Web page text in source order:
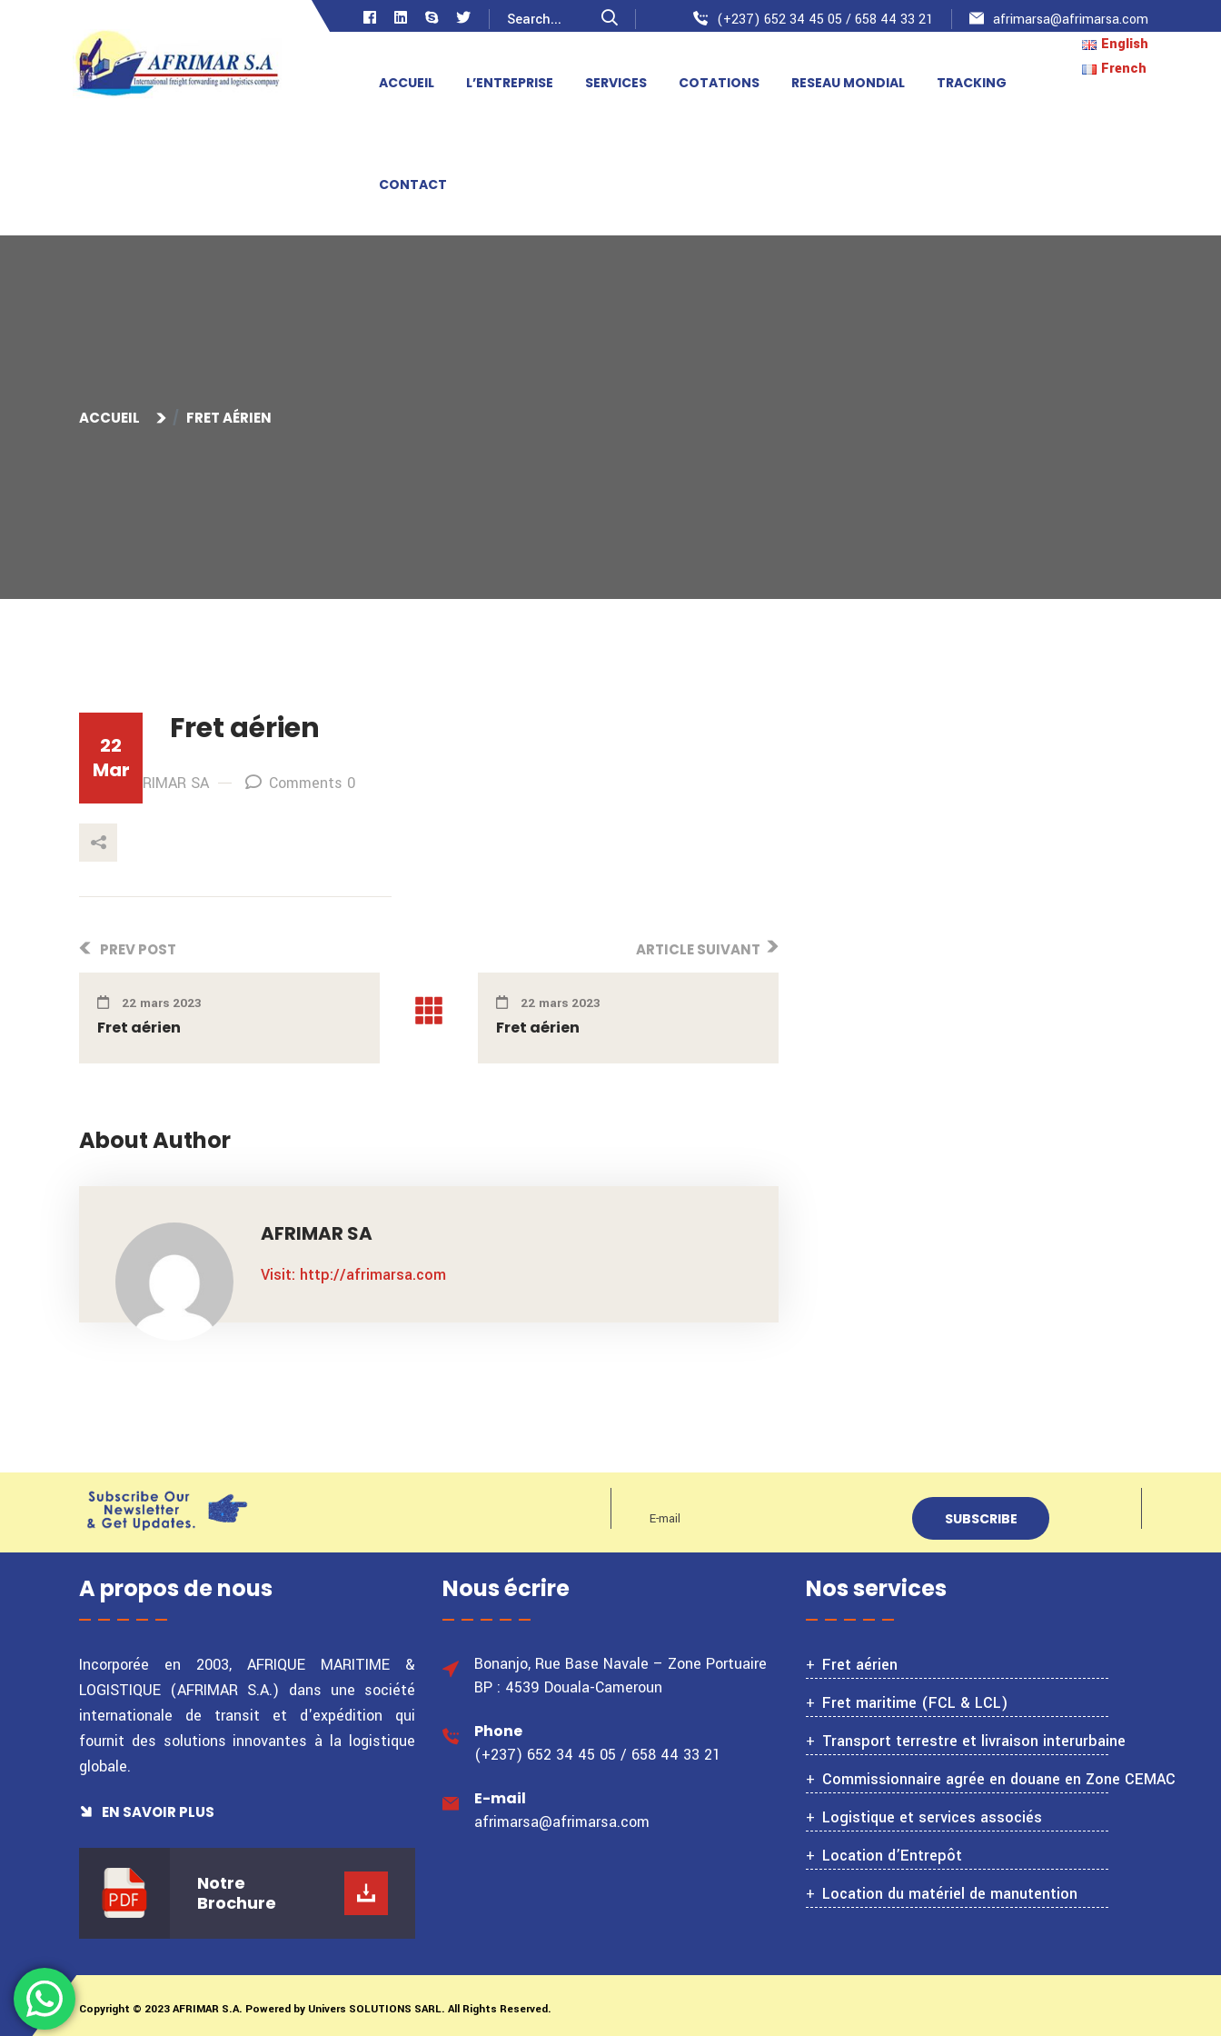
(+237) 652 34 45 05 / 658 44 33 21
afrimarsa@afrimarsa.com
English
French
ACCUEIL L’ENTREPRISE SERVICES COTATIONS RESEAU MONDIAL TRACKING
CONTACT
ACCUEIL FRET AÉRIEN
22
Mar
Fret aérien
By: AFRIMAR SA Comments 0
PREV POST
22 mars 2023
Fret aérien
ARTICLE SUIVANT
22 mars 2023
Fret aérien
About Author
AFRIMAR SA
Visit: http://afrimarsa.com
A propos de nous
Incorporée en 2003, AFRIQUE MARITIME &
LOGISTIQUE (AFRIMAR S.A.) dans une société
internationale de transit et d'expédition qui
fournit des solutions innovantes à la logistique
globale.
EN SAVOIR PLUS
Notre
Brochure
Nous écrire
Bonanjo, Rue Base Navale – Zone Portuaire
BP : 4539 Douala-Cameroun
Phone
(+237) 652 34 45 05 / 658 44 33 21
E-mail
afrimarsa@afrimarsa.com
Nos services
Fret aérien
Fret maritime (FCL & LCL)
Transport terrestre et livraison interurbaine
Commissionnaire agrée en douane en Zone CEMAC
Logistique et services associés
Location d’Entrepôt
Location du matériel de manutention
Copyright © 2023 AFRIMAR S.A. Powered by Univers SOLUTIONS SARL. All Rights Reserved.